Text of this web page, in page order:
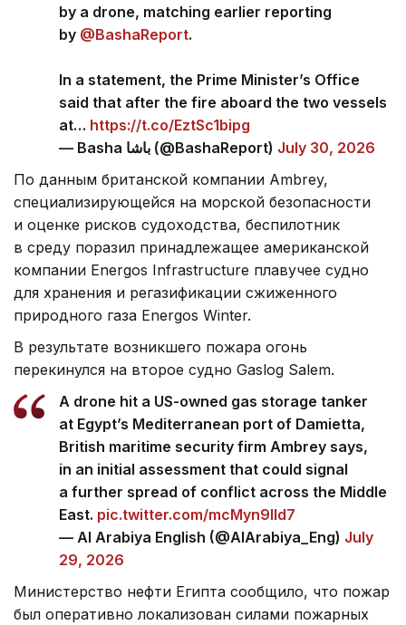
by a drone, matching earlier reporting
by @BashaReport.
In a statement, the Prime Minister’s Office
said that after the fire aboard the two vessels
at… https://t.co/EztSc1bipg
— Basha باشا (@BashaReport) July 30, 2026
По данным британской компании Ambrey,
специализирующейся на морской безопасности
и оценке рисков судоходства, беспилотник
в среду поразил принадлежащее американской
компании Energos Infrastructure плавучее судно
для хранения и регазификации сжиженного
природного газа Energos Winter.
В результате возникшего пожара огонь
перекинулся на второе судно Gaslog Salem.
A drone hit a US-owned gas storage tanker
at Egypt’s Mediterranean port of Damietta,
British maritime security firm Ambrey says,
in an initial assessment that could signal
a further spread of conflict across the Middle
East. pic.twitter.com/mcMyn9IId7
— Al Arabiya English (@AlArabiya_Eng) July
29, 2026
Министерство нефти Египта сообщило, что пожар
был оперативно локализован силами пожарных